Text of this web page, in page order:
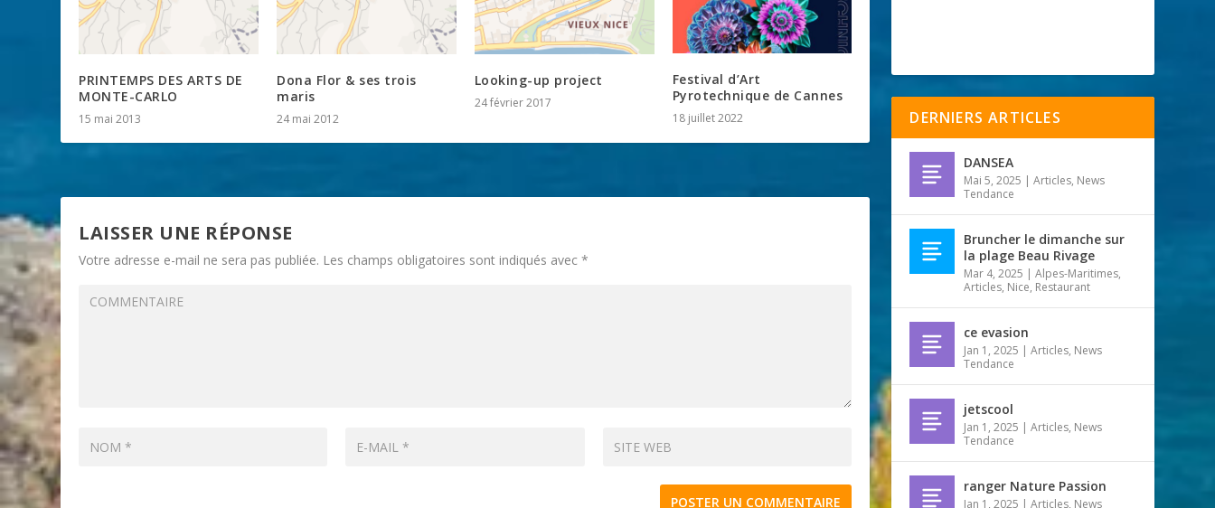
PRINTEMPS DES ARTS DE
MONTE-CARLO
15 mai 2013
Dona Flor & ses trois
maris
24 mai 2012
Looking-up project
24 février 2017
Festival d’Art
Pyrotechnique de Cannes
18 juillet 2022
LAISSER UNE RÉPONSE
Votre adresse e-mail ne sera pas publiée. Les champs obligatoires sont indiqués avec*
DERNIERS ARTICLES
DANSEA
Mai 5, 2025 |Articles, News
Tendance
Bruncher le dimanche sur
la plage Beau Rivage
Mar 4, 2025 |Alpes-Maritimes,
Articles, Nice, Restaurant
ce evasion
Jan 1, 2025 |Articles, News
Tendance
jetscool
Jan 1, 2025 |Articles, News
Tendance
ranger Nature Passion
Jan 1, 2025 |Articles, News